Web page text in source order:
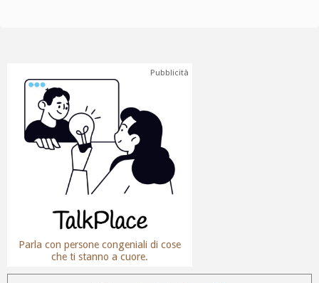
Pubblicità
Parla con persone congeniali di cose
che ti stanno a cuore.